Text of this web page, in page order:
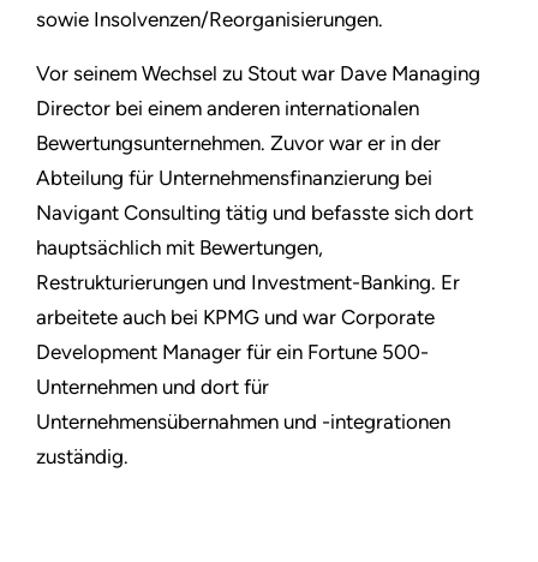
sowie Insolvenzen/Reorganisierungen.
Vor seinem Wechsel zu Stout war Dave Managing
Director bei einem anderen internationalen
Bewertungsunternehmen. Zuvor war er in der
Abteilung für Unternehmensfinanzierung bei
Navigant Consulting tätig und befasste sich dort
hauptsächlich mit Bewertungen,
Restrukturierungen und Investment-Banking. Er
arbeitete auch bei KPMG und war Corporate
Development Manager für ein Fortune 500-
Unternehmen und dort für
Unternehmensübernahmen und -integrationen
zuständig.